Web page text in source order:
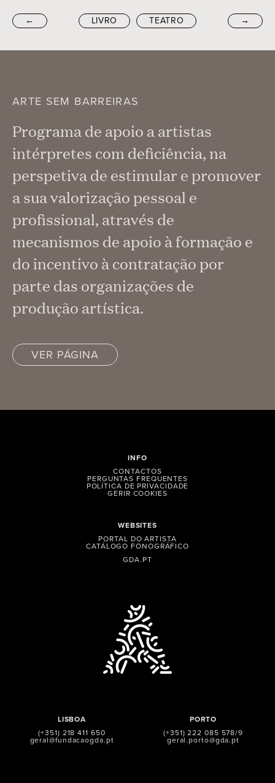
← LIVRO TEATRO →
ARTE SEM BARREIRAS
Programa de apoio a artistas
intérpretes com deficiência, na
perspetiva de estimular e promover
a sua valorização pessoal e
profissional, através de
mecanismos de apoio à formação e
do incentivo à contratação por
parte das organizações de
produção artística.
VER PÁGINA
LISBOA
(+351) 218 411 650
geral@fundacaogda.pt
PORTO
(+351) 222 085 578/9
geral.porto@gda.pt
WEBSITES
PORTAL DO ARTISTA
CATÁLOGO FONOGRÁFICO
GDA.PT
INFO
CONTACTOS
PERGUNTAS FREQUENTES
POLÍTICA DE PRIVACIDADE
GERIR COOKIES